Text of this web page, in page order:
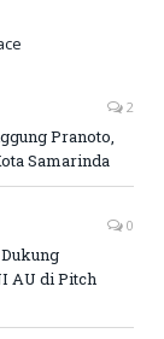
2
Pranoto,
Samarinda
0
AU di Pitch